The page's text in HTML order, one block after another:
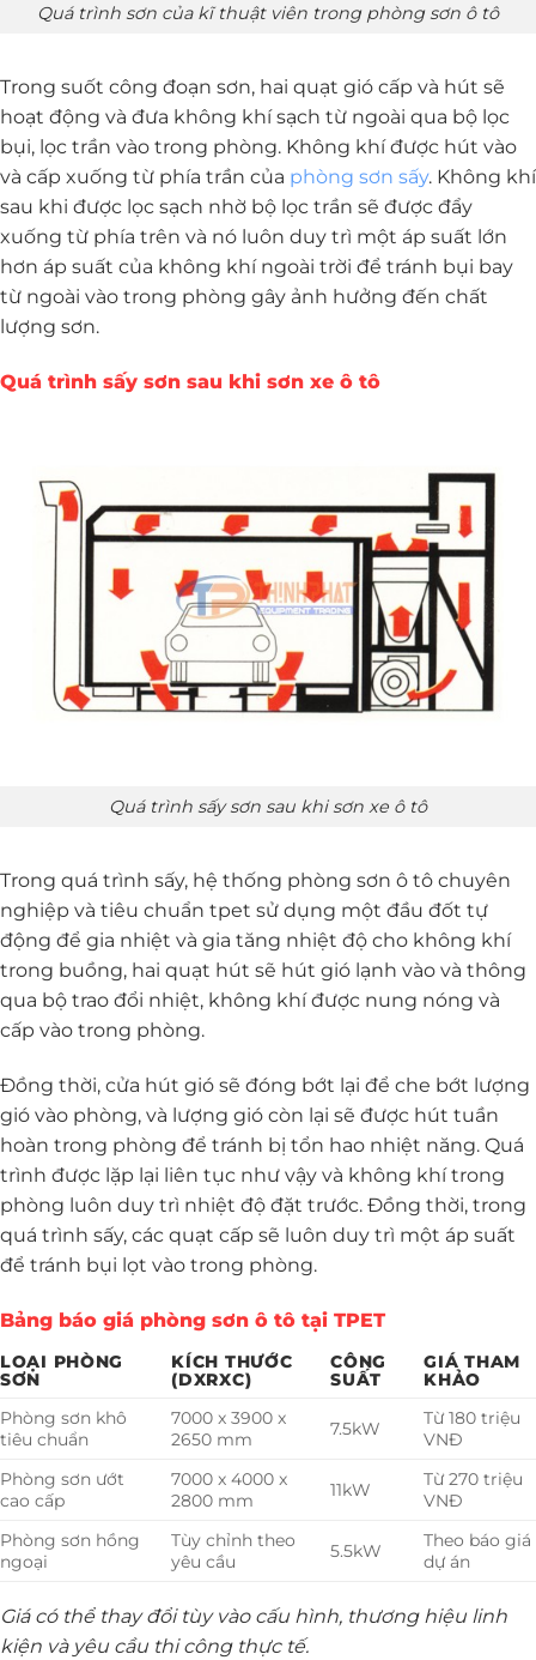
Quá trình sơn của kĩ thuật viên trong phòng sơn ô tô
Trong suốt công đoạn sơn, hai quạt gió cấp và hút sẽ
hoạt động và đưa không khí sạch từ ngoài qua bộ lọc
bụi, lọc trần vào trong phòng. Không khí được hút vào
và cấp xuống từ phía trần của phòng sơn sấy. Không khí
sau khi được lọc sạch nhờ bộ lọc trần sẽ được đẩy
xuống từ phía trên và nó luôn duy trì một áp suất lớn
hơn áp suất của không khí ngoài trời để tránh bụi bay
từ ngoài vào trong phòng gây ảnh hưởng đến chất
lượng sơn.
Quá trình sấy sơn sau khi sơn xe ô tô
Quá trình sấy sơn sau khi sơn xe ô tô
Trong quá trình sấy, hệ thống phòng sơn ô tô chuyên
nghiệp và tiêu chuẩn tpet sử dụng một đầu đốt tự
động để gia nhiệt và gia tăng nhiệt độ cho không khí
trong buồng, hai quạt hút sẽ hút gió lạnh vào và thông
qua bộ trao đổi nhiệt, không khí được nung nóng và
cấp vào trong phòng.
Đồng thời, cửa hút gió sẽ đóng bớt lại để che bớt lượng
gió vào phòng, và lượng gió còn lại sẽ được hút tuần
hoàn trong phòng để tránh bị tổn hao nhiệt năng. Quá
trình được lặp lại liên tục như vậy và không khí trong
phòng luôn duy trì nhiệt độ đặt trước. Đồng thời, trong
quá trình sấy, các quạt cấp sẽ luôn duy trì một áp suất
để tránh bụi lọt vào trong phòng.
Bảng báo giá phòng sơn ô tô tại TPET
LOẠI PHÒNG
SƠN
KÍCH THƯỚC
(DXRXC)
CÔNG
SUẤT
GIÁ THAM
KHẢO
Phòng sơn khô
tiêu chuẩn
7000 x 3900 x
2650 mm
7.5kW
Từ 180 triệu
VNĐ
Phòng sơn ướt
cao cấp
7000 x 4000 x
2800 mm
11kW
Từ 270 triệu
VNĐ
Phòng sơn hồng
ngoại
Tùy chỉnh theo
yêu cầu
5.5kW
Theo báo giá
dự án
Giá có thể thay đổi tùy vào cấu hình, thương hiệu linh
kiện và yêu cầu thi công thực tế.